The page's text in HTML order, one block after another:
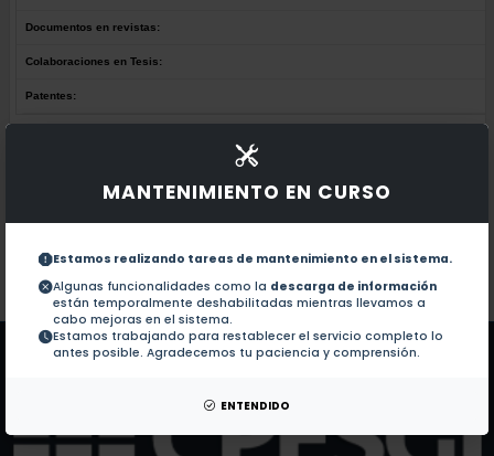
MANTENIMIENTO EN CURSO
Estamos realizando tareas de mantenimiento en el sistema.
Algunas funcionalidades como la descarga de información
están temporalmente deshabilitadas mientras llevamos a
cabo mejoras en el sistema.
Estamos trabajando para restablecer el servicio completo lo
antes posible. Agradecemos tu paciencia y comprensión.
ENTENDIDO
Documentos en revistas:
Colaboraciones en Tesis:
Patentes:
No hay obras de este autor.
Documentos en revistas:
Colaboraciones en Tesis:
Patentes: No hay patentes de este autor.